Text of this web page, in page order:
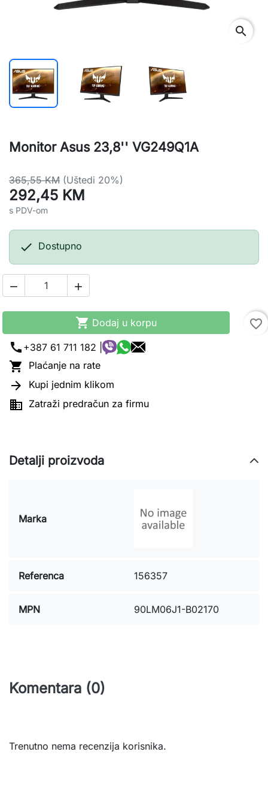
search
Monitor Asus 23,8'' VG249Q1A
365,55 KM (Uštedi 20%)
292,45 KM
s PDV-om
 Dostupno
 
 Dodaj u korpu
favorite_border
call +387 61 711 182 |
 Plaćanje na rate
 Kupi jednim klikom
 Zatraži predračun za firmu
Detalji proizvoda
Marka
Referenca 156357
MPN 90LM06J1-B02170
Komentara (0)
Trenutno nema recenzija korisnika.